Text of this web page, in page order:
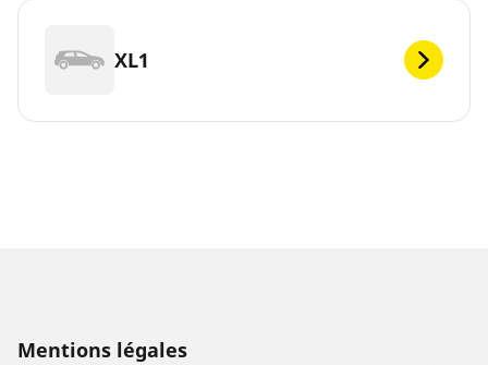
XL1
Mentions légales